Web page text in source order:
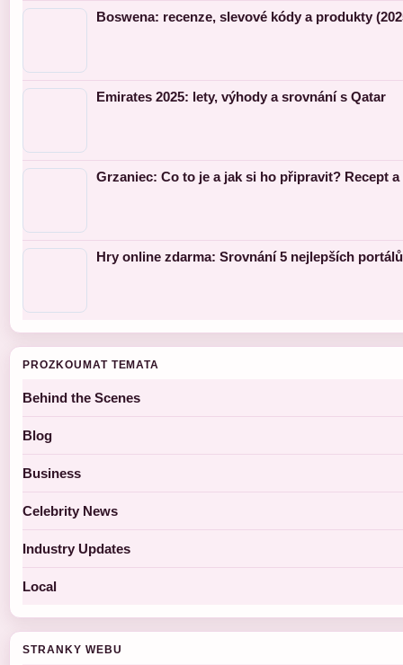
Boswena: recenze, slevové kódy a produkty
Emirates 2025: lety, výhody a srovnání s Qatar
Grzaniec: Co to je a jak si ho připravit? Recept
Hry online zdarma: Srovnání 5 nejlepších portálů
PROZKOUMAT TEMATA
Behind the Scenes
Blog
Business
Celebrity News
Industry Updates
Local
STRANKY WEBU